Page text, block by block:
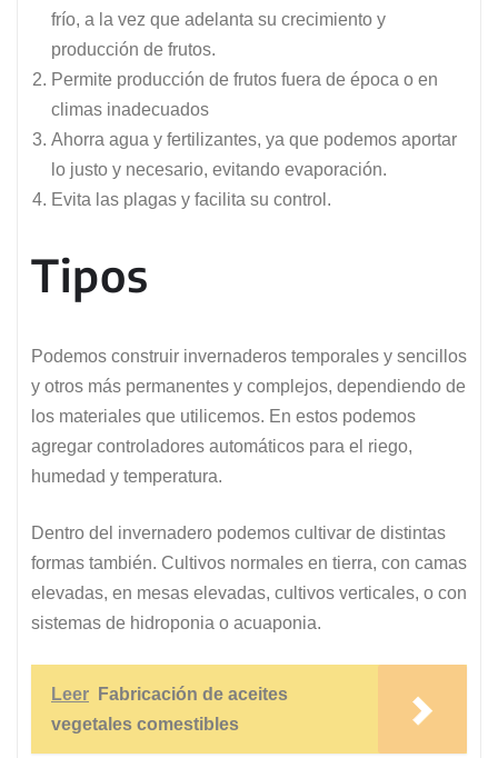
frío, a la vez que adelanta su crecimiento y
producción de frutos.
Permite producción de frutos fuera de época o en
climas inadecuados
Ahorra agua y fertilizantes, ya que podemos aportar
lo justo y necesario, evitando evaporación.
Evita las plagas y facilita su control.
Tipos
Podemos construir invernaderos temporales y sencillos
y otros más permanentes y complejos, dependiendo de
los materiales que utilicemos. En estos podemos
agregar controladores automáticos para el riego,
humedad y temperatura.
Dentro del invernadero podemos cultivar de distintas
formas también. Cultivos normales en tierra, con camas
elevadas, en mesas elevadas, cultivos verticales, o con
sistemas de hidroponia o acuaponia.
Leer
Fabricación de aceites
vegetales comestibles